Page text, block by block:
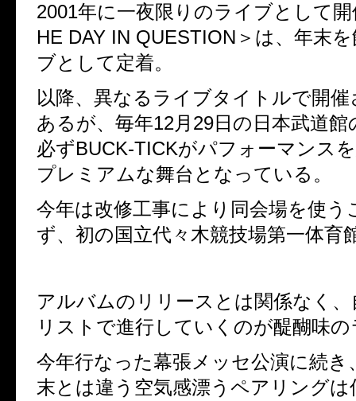
2001年に一夜限りのライブとして
HE DAY IN QUESTION＞は、年末
ブとして定着。
以降、異なるライブタイトルで開
あるが、毎年12月29日の日本武道
必ずBUCK-TICKがパフォーマンス
プレミアムな舞台となっている。
今年は改修工事により同会場を使う
ず、初の国立代々木競技場第一体育
アルバムのリリースとは関係なく
リストで進行していくのが醍醐味
今年行なった幕張メッセ公演に続き
末とは違う空気感漂うペアリングは